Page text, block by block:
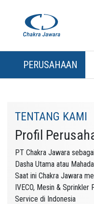
PERUSAHAAN
TENTANG KAMI
Profil
PT Chakra Jawara
Dasha Utama atau
Saat ini Chakra Jawara
IVECO, Mesin &
Service di Indonesia